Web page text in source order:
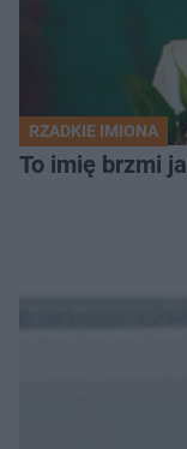
RZADKIE IMIONA
To imię brzmi